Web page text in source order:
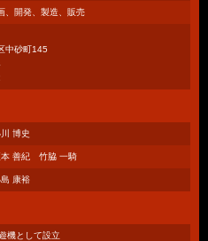
、開発、製造、販売
中砂町145
博史
本 善紀 竹脇 一騎
康裕
機として設立